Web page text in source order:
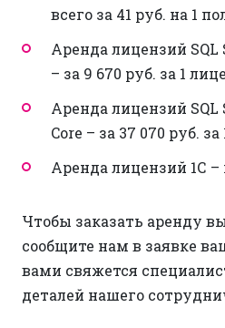
всего за 41 руб. на 1
Аренда лицензий SQL
– за 9 670 руб. за 1
Аренда лицензий
Core – за 37 070 руб.
Аренда лицензий 1С –
Чтобы заказать аренду
сообщите нам в заявке
вами свяжется
деталей нашего